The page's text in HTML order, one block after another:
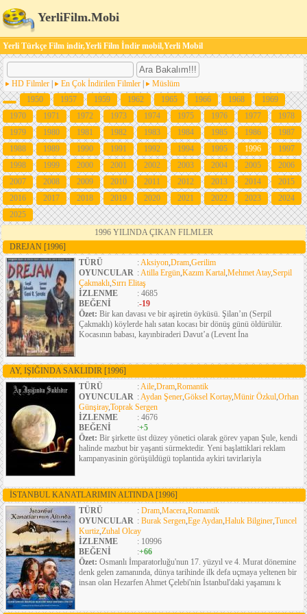
YerliFilm.Mobi
Yerli Türkçe Film indir,Yerli Film İndir mobil,Yerli Mobil
HD Filmler En Çok İndirilen Filmler
Müslüm
1950
1957 1959 1962 1965 1966 1968
1969
1970
1971 1972 1973 1974 1975 1976 1977
1978
1979
1980 1981 1982 1983 1984 1985 1986
1987
1988
1989 1990 1991 1992 1994 1995 1996
1997
1998
1999 2000 2001 2002 2003 2004 2005
2006
2007
2008 2009 2010 2011 2012 2013 2014
2015
2016
2017 2018 2019 2020 2021 2022 2023
2024
2025
1996 YILINDA ÇIKAN FILMLER
DREJAN [1996]
TÜRÜ
:Aksiyon,Dram,Gerilim
OYUNCULAR :Atilla Ergün,Kazım Kartal,Mehmet Atay,Serpil
Çakmaklı,Sırrı Elitaş
İZLENME
: 4685
BEĞENİ
:-19
Özet: Bir kan davası ve bir aşiretin öyküsü. Şilan’ın (Serpil
Çakmaklı) köylerde halı satan kocası bir dönüş günü öldürülür.
Kocasının babası, kayınbiraderi Davut’a (Levent İna
AY, IŞIĞINDA SAKLIDIR [1996]
TÜRÜ
:Aile,Dram,Romantik
OYUNCULAR :Aydan Şener,Göksel Kortay,Münir Özkul,Orhan
Günşiray,Toprak Sergen
İZLENME
: 4676
BEĞENİ
:+5
Özet: Bir şirkette üst düzey yönetici olarak görev yapan Şule, kendi
halinde mazbut bir yaşanti sürmektedir. Yeni başlattiklari reklam
kampanyasinin görüşüldügü toplantida aykiri tavirlariyla
İSTANBUL KANATLARIMIN ALTINDA [1996]
TÜRÜ
: Dram,Macera,Romantik
OYUNCULAR : Burak Sergen,Ege Aydan,Haluk Bilginer,Tuncel
Kurtiz,Zuhal Olcay
İZLENME
: 10996
BEĞENİ
:+66
Özet: Osmanlı İmparatorluğu'nun 17. yüzyıl ve 4. Murat dönemine
denk gelen zamanında, dünya tarihinde ilk defa uçmaya yeltenen bir
insan olan Hezarfen Ahmet Çelebi'nin İstanbul'daki yaşamını k